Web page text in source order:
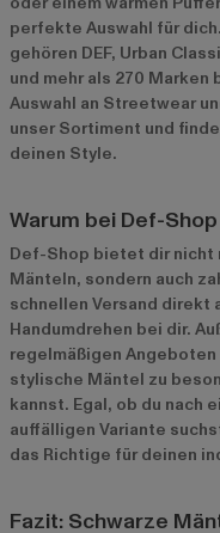
perfekte Auswahl für
gehören DEF, Urban
und mehr als 270
Auswahl an Streetwear
unser Sortiment und
deinen Style.
Warum bei Def-
Def-Shop bietet dir nicht
Mänteln, sondern auch
schnellen Versand direkt
Handumdrehen bei dir.
regelmäßigen Angeboten
stylische Mäntel zu
kannst. Egal, ob du nach
auffälligen Variante
das Richtige für deinen
Fazit: Schwarze